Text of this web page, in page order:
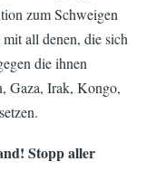
zum Schweigen
all denen, die sich
die ihnen
Gaza, Irak, Kongo,
Stopp aller